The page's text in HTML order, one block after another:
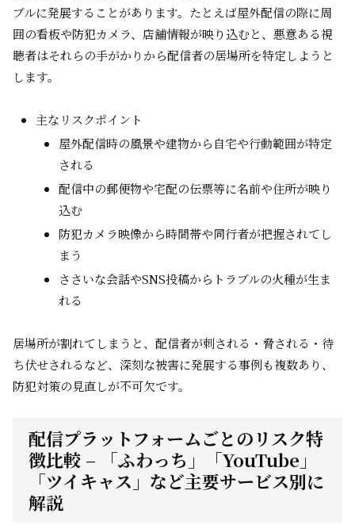
ブルに発展することがあります。たとえば屋外配信の際に周
囲の看板や防犯カメラ、店舗情報が映り込むと、悪意ある視
聴者はそれらの手がかりから配信者の居場所を特定しようと
します。
主なリスクポイント
屋外配信時の風景や建物から自宅や行動範囲が特定
される
配信中の郵便物や宅配の伝票等に名前や住所が映り
込む
防犯カメラ映像から時間帯や同行者が把握されてし
まう
ささいな会話やSNS投稿からトラブルの火種が生ま
れる
居場所が割れてしまうと、配信者が刺される・脅される・待
ち伏せされるなど、深刻な被害に発展する事例も複数あり、
防犯対策の見直しが不可欠です。
配信プラットフォームごとのリスク特
徴比較 – 「ふわっち」「YouTube」
「ツイキャス」など主要サービス別に
解説